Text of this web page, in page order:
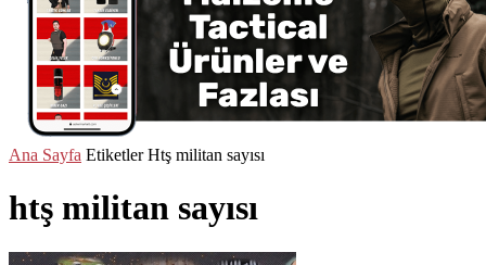
Ana Sayfa Etiketler Htş militan sayısı
htş militan sayısı